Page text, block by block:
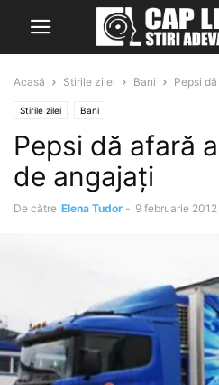
Acasă Stirile zilei Bani Pepsi
Stirile zilei Bani
Pepsi dă afară
de angajați
De către Elena Tudor - 9 februarie 2012